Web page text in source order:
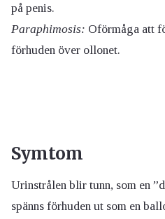
på penis.
Paraphimosis: Oförmåga att
förhuden över ollonet.
Symtom
Urinstrålen blir tunn, som en
spänns förhuden ut som en